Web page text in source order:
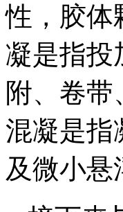
性，胶体
凝是指投
附、卷
混凝是指
及微小悬